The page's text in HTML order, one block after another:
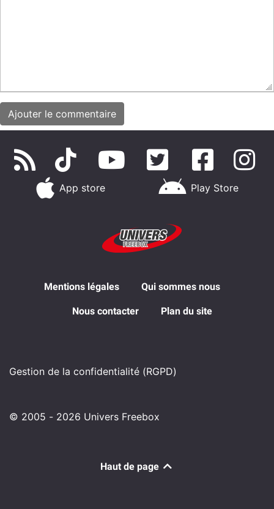
App store Play Store
Mentions légales Qui sommes nous
Nous contacter Plan du site
Gestion de la confidentialité (RGPD)
© 2005 - 2026 Univers Freebox
Haut de page